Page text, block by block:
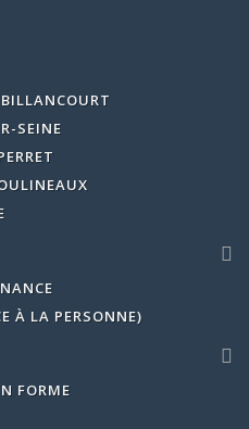
SEINE
À LA PERSONNE)
FORME